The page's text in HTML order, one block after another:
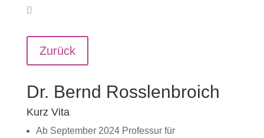
Zurück
Dr. Bernd Rosslenbroich
Kurz Vita
Ab September 2024 Professur für